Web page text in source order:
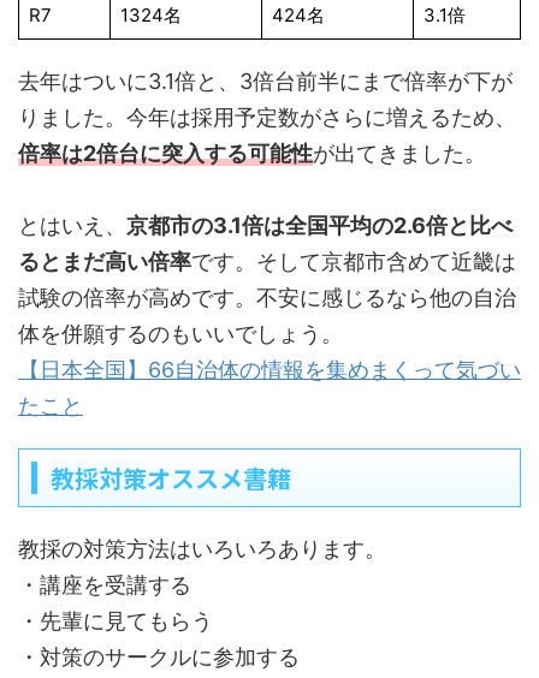
R7 1324名 424名 3.1倍
去年はついに3.1倍と、3倍台前半にまで倍率が下が
りました。今年は採用予定数がさらに増えるため、
倍率は2倍台に突入する可能性が出てきました。
とはいえ、 京都市の3.1倍は全国平均の2.6倍と比べ
るとまだ高い倍率です。そして京都市含めて近畿は
試験の倍率が高めです。不安に感じるなら他の自治
体を併願するのもいいでしょう。
【日本全国】66自治体の情報を集めまくって気づい
たこと
教採対策オススメ書籍
教採の対策方法はいろいろあります。
・講座を受講する
・先輩に見てもらう
・対策のサークルに参加する